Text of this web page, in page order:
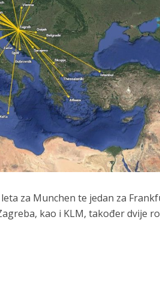
za Munchen te jedan za
kao i KLM, također dvije